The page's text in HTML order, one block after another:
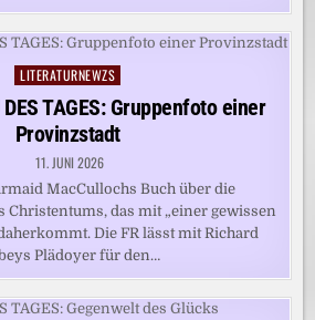
Posted
in
LITERATURNEWZS
DES TAGES: Gruppenfoto einer
Provinzstadt
11. JUNI 2026
MacCullochs Buch über die
Christentums, das mit „einer gewissen
Die FR lässt mit Richard
Plädoyer für den…